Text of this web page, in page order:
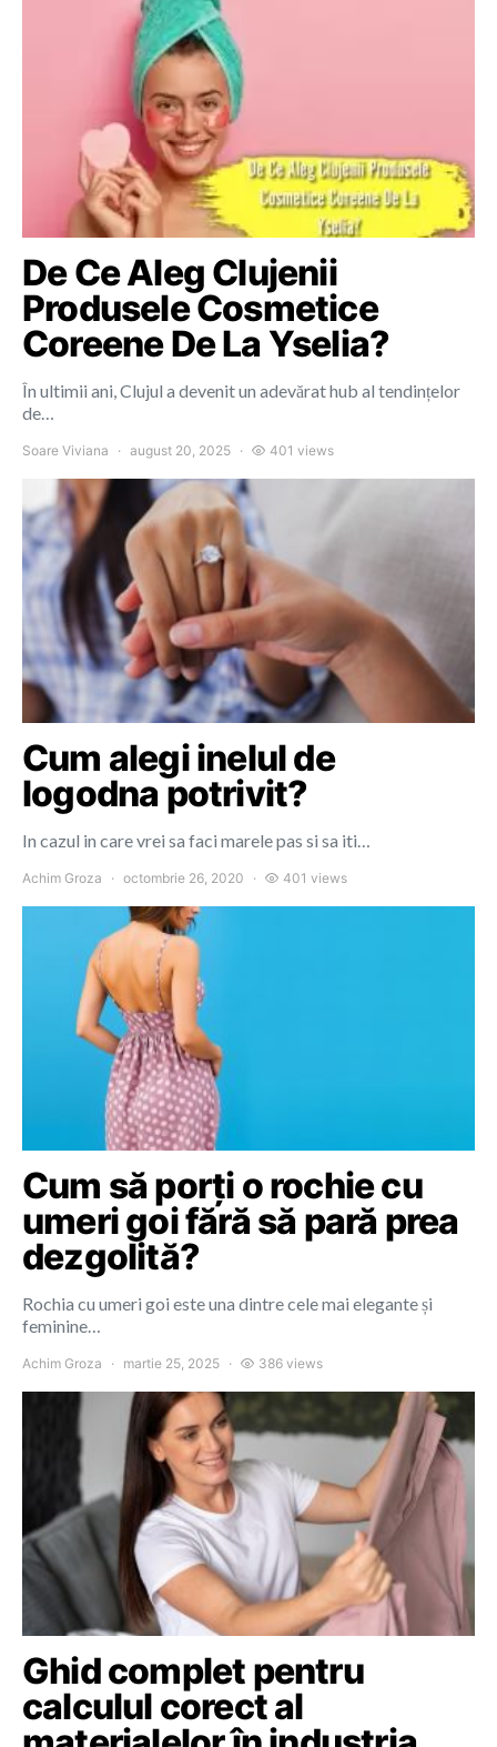
De Ce Aleg Clujenii
Produsele Cosmetice
Coreene De La Yselia?
În ultimii ani, Clujul a devenit un adevărat hub al tendințelor
de…
Soare Viviana august 20, 2025 401 views
Cum alegi inelul de
logodna potrivit?
In cazul in care vrei sa faci marele pas si sa iti…
Achim Groza octombrie 26, 2020 401 views
Cum să porți o rochie cu
umeri goi fără să pară prea
dezgolită?
Rochia cu umeri goi este una dintre cele mai elegante și
feminine…
Achim Groza martie 25, 2025 386 views
Ghid complet pentru
calculul corect al